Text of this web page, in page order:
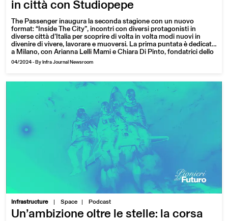
in città con Studiopepe
The Passenger inaugura la seconda stagione con un nuovo
format: “Inside The City”, incontri con diversi protagonisti in
diverse città d’Italia per scoprire di volta in volta modi nuovi in
divenire di vivere, lavorare e muoversi. La prima puntata è dedicata
a Milano, con Arianna Lelli Mami e Chiara Di Pinto, fondatrici dello
studio di architettura e design Studiopepe
04/2024 - By Infra Journal Newsroom
Infrastructure | Space Podcast
Un’ambizione oltre le stelle: la corsa